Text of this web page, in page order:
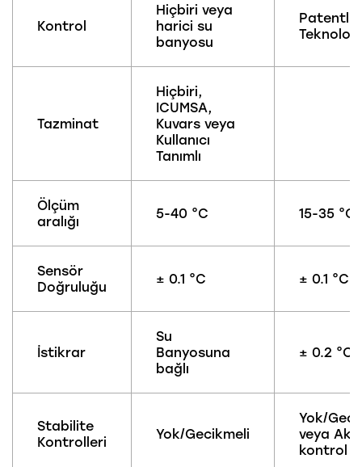
Kontrol
Hiçbiri veya
harici su
banyosu
Patentli
Tazminat
Hiçbiri,
ICUMSA,
Kuvars veya
Kullanıcı
Tanımlı
Ölçüm
aralığı
5-40 °C 15-35 °C
Sensör
Doğruluğu
± 0.1 °C ± 0.1 °C
İstikrar
Su
Banyosuna
bağlı
± 0.2 °C
Stabilite
Kontrolleri
Yok/Gecikmeli
Yok/
veya
kontrol